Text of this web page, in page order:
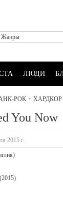
Жанры
ЛЮДИ
РОК • ХАРДКОР
You Now
2015 г.